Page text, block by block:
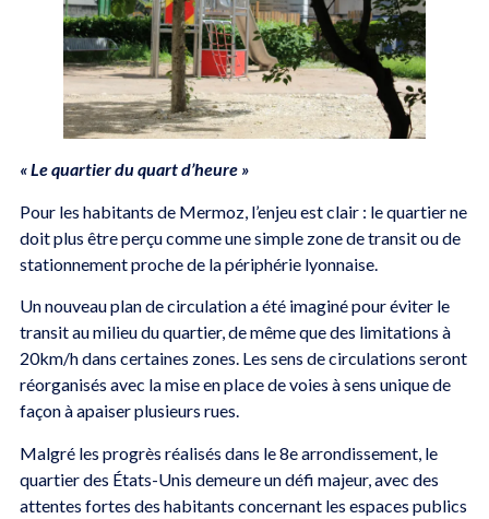
« Le quartier du quart d’heure »
Pour les habitants de Mermoz, l’enjeu est clair : le quartier ne
doit plus être perçu comme une simple zone de transit ou de
stationnement proche de la périphérie lyonnaise.
Un nouveau plan de circulation a été imaginé pour éviter le
transit au milieu du quartier, de même que des limitations à
20km/h dans certaines zones. Les sens de circulations seront
réorganisés avec la mise en place de voies à sens unique de
façon à apaiser plusieurs rues.
Malgré les progrès réalisés dans le 8e arrondissement, le
quartier des États-Unis demeure un défi majeur, avec des
attentes fortes des habitants concernant les espaces publics